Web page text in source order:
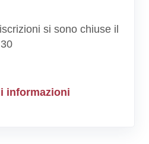
si sono chiuse il
informazioni